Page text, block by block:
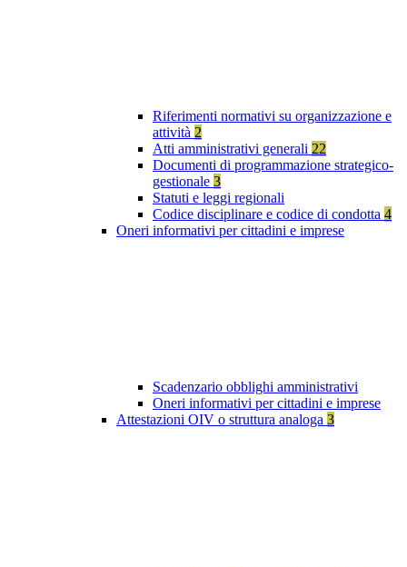
Riferimenti normativi su organizzazione e
attività 2
Atti amministrativi generali 22
Documenti di programmazione strategico-
gestionale 3
Statuti e leggi regionali
Codice disciplinare e codice di condotta 4
Oneri informativi per cittadini e imprese
Scadenzario obblighi amministrativi
Oneri informativi per cittadini e imprese
Attestazioni OIV o struttura analoga 3